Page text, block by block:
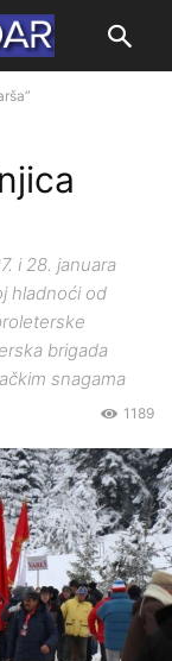
i 28. januara
hladnoći od
brigada
snagama
1189